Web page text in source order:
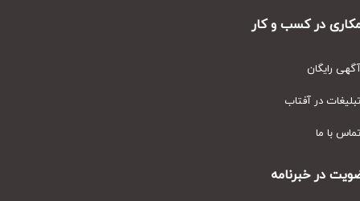
در کسب و کار
رایگان
در آفتاب
با ما
در خبرنامه